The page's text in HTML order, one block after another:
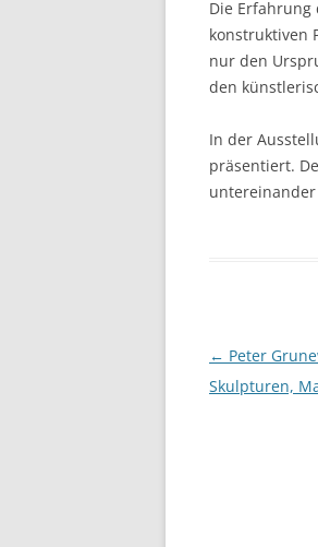
Die Erfahrung
konstruktiven
nur den
den
In der
präsentiert.
← Peter
Skulpturen,